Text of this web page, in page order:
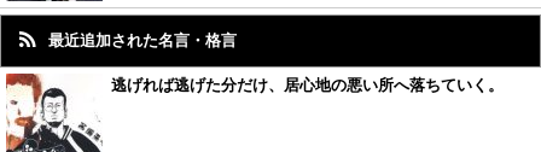
最近追加された名言・格言
逃げれば逃げた分だけ、居心地の悪い所へ落ちていく。